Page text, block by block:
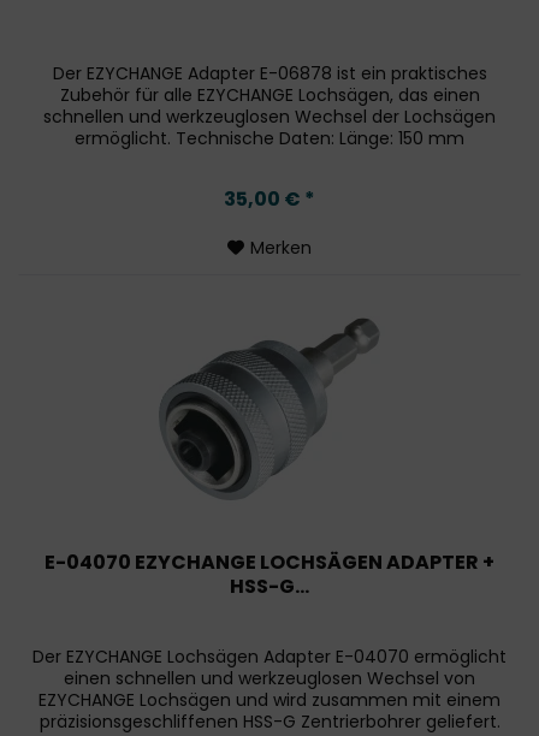
Der EZYCHANGE Adapter E-06878 ist ein praktisches
Zubehör für alle EZYCHANGE Lochsägen, das einen
schnellen und werkzeuglosen Wechsel der Lochsägen
ermöglicht. Technische Daten: Länge: 150 mm
35,00 € *
Merken
E-04070 EZYCHANGE LOCHSÄGEN ADAPTER +
HSS-G...
Der EZYCHANGE Lochsägen Adapter E-04070 ermöglicht
einen schnellen und werkzeuglosen Wechsel von
EZYCHANGE Lochsägen und wird zusammen mit einem
präzisionsgeschliffenen HSS-G Zentrierbohrer geliefert.